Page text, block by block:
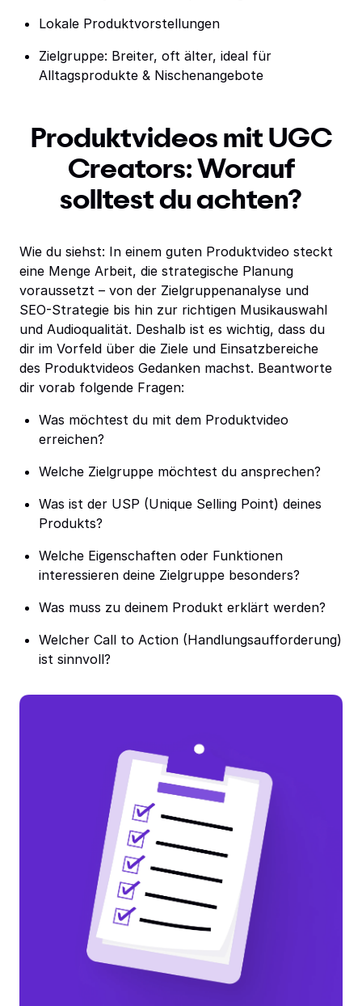
Lokale Produktvorstellungen
Zielgruppe: Breiter, oft älter, ideal für
Alltagsprodukte & Nischenangebote
Produktvideos mit UGC
Creators: Worauf
solltest du achten?
Wie du siehst: In einem guten Produktvideo steckt
eine Menge Arbeit, die strategische Planung
voraussetzt – von der Zielgruppenanalyse und
SEO-Strategie bis hin zur richtigen Musikauswahl
und Audioqualität. Deshalb ist es wichtig, dass du
dir im Vorfeld über die Ziele und Einsatzbereiche
des Produktvideos Gedanken machst. Beantworte
dir vorab folgende Fragen:
Was möchtest du mit dem Produktvideo
erreichen?
Welche Zielgruppe möchtest du ansprechen?
Was ist der USP (Unique Selling Point) deines
Produkts?
Welche Eigenschaften oder Funktionen
interessieren deine Zielgruppe besonders?
Was muss zu deinem Produkt erklärt werden?
Welcher Call to Action (Handlungsaufforderung)
ist sinnvoll?